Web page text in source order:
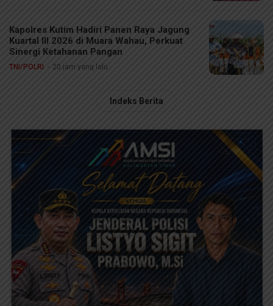
Kapolres Kutim Hadiri Panen Raya Jagung
Kuartal III 2026 di Muara Wahau, Perkuat
Sinergi Ketahanan Pangan
TNI/POLRI 20 jam yang lalu
Indeks Berita